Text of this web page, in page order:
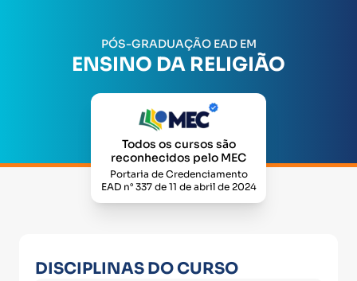
PÓS-GRADUAÇÃO EAD EM
ENSINO DA RELIGIÃO
Todos os cursos são
reconhecidos pelo MEC
Portaria de Credenciamento
EAD n° 337 de 11 de abril de 2024
DISCIPLINAS DO CURSO